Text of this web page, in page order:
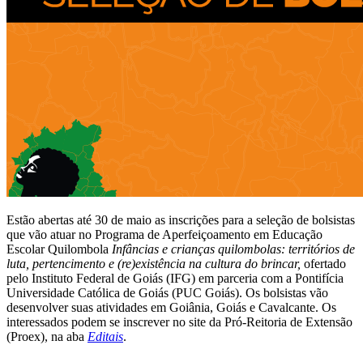
Estão abertas até 30 de maio as inscrições para a seleção de bolsistas
que vão atuar no Programa de Aperfeiçoamento em Educação
Escolar Quilombola Infâncias e crianças quilombolas: territórios de
luta, pertencimento e (re)existência na cultura do brincar, ofertado
pelo Instituto Federal de Goiás (IFG) em parceria com a Pontifícia
Universidade Católica de Goiás (PUC Goiás). Os bolsistas vão
desenvolver suas atividades em Goiânia, Goiás e Cavalcante. Os
interessados podem se inscrever no site da Pró-Reitoria de Extensão
(Proex), na aba Editais.